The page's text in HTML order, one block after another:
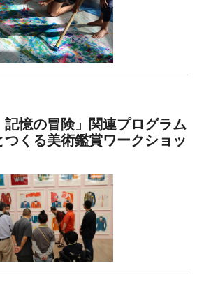
憶の冒険」関連プログラム
つくる美術鑑賞ワークショッ